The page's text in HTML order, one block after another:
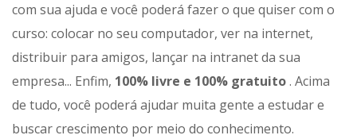
com sua ajuda e você poderá fazer o que quiser com o
curso: colocar no seu computador, ver na internet,
distribuir para amigos, lançar na intranet da sua
empresa... Enfim, 100% livre e 100% gratuito. Acima
de tudo, você poderá ajudar muita gente a estudar e
buscar crescimento por meio do conhecimento.